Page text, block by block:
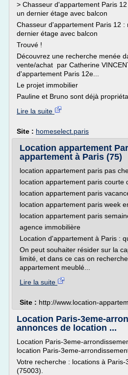
> Chasseur d'appartement Paris
un dernier étage avec balcon
Chasseur d'appartement Paris 12 :
dernier étage avec balcon
Trouvé !
Découvrez une recherche menée
vente/achat par Catherine
d'appartement Paris 12e...
Le projet immobilier
Pauline et Bruno sont déjà
Lire la suite
Site : homeselect.paris
Location appartement
appartement à Paris (75)
location appartement paris pas
location appartement paris courte
location appartement paris
location appartement paris week
location appartement paris
agence immobilière
Location d'appartement à Paris :
On peut souhaiter résider sur la
limité, et dans ce cas on
appartement meublé...
Lire la suite
Site : http://www.location-
Location Paris-3eme-
annonces de location ...
Location Paris-3eme-
location Paris-3eme-
Votre recherche : locations à
(75003).